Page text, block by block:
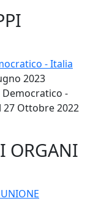
- Italia
2023
-
27 Ottobre 2022
ORGANI